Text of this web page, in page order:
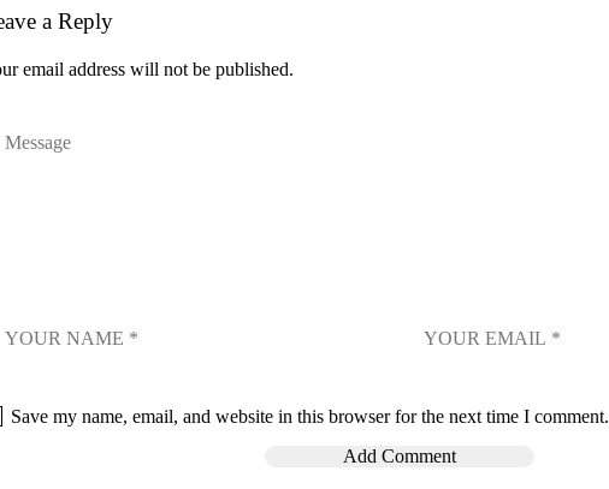
a Reply
email address will not be published.
Save my name, email, and website in this browser for the next time I comment.